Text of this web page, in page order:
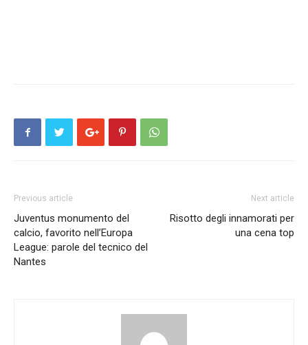
Previous article
Juventus monumento del
calcio, favorito nell’Europa
League: parole del tecnico del
Nantes
Next article
Risotto degli innamorati per
una cena top